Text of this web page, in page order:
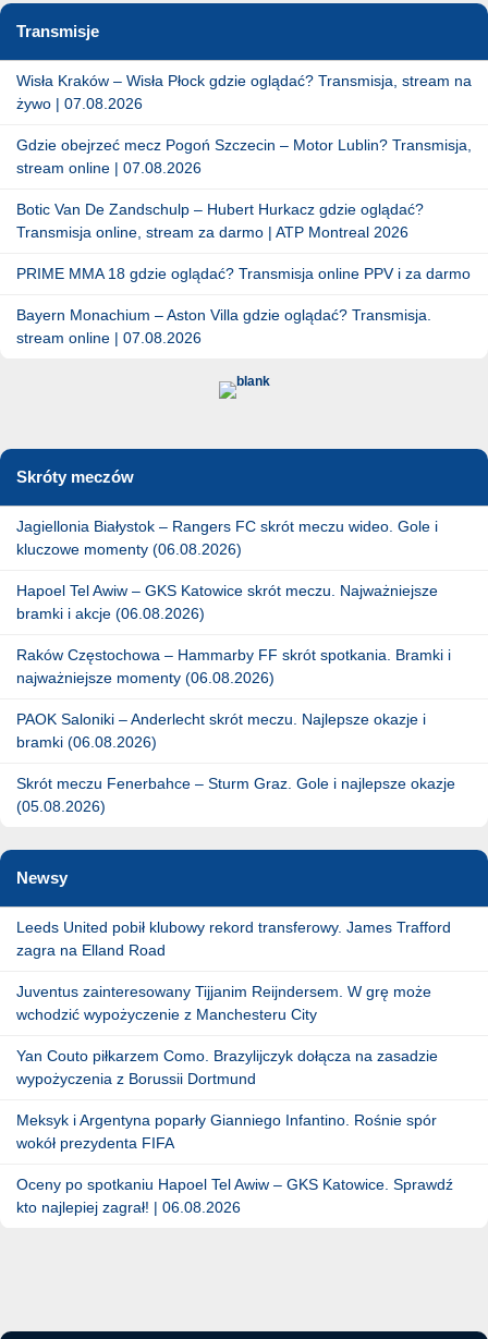
Transmisje
Wisła Kraków – Wisła Płock gdzie oglądać? Transmisja, stream na
żywo | 07.08.2026
Gdzie obejrzeć mecz Pogoń Szczecin – Motor Lublin? Transmisja,
stream online | 07.08.2026
Botic Van De Zandschulp – Hubert Hurkacz gdzie oglądać?
Transmisja online, stream za darmo | ATP Montreal 2026
PRIME MMA 18 gdzie oglądać? Transmisja online PPV i za darmo
Bayern Monachium – Aston Villa gdzie oglądać? Transmisja.
stream online | 07.08.2026
Skróty meczów
Jagiellonia Białystok – Rangers FC skrót meczu wideo. Gole i
kluczowe momenty (06.08.2026)
Hapoel Tel Awiw – GKS Katowice skrót meczu. Najważniejsze
bramki i akcje (06.08.2026)
Raków Częstochowa – Hammarby FF skrót spotkania. Bramki i
najważniejsze momenty (06.08.2026)
PAOK Saloniki – Anderlecht skrót meczu. Najlepsze okazje i
bramki (06.08.2026)
Skrót meczu Fenerbahce – Sturm Graz. Gole i najlepsze okazje
(05.08.2026)
Newsy
Leeds United pobił klubowy rekord transferowy. James Trafford
zagra na Elland Road
Juventus zainteresowany Tijjanim Reijndersem. W grę może
wchodzić wypożyczenie z Manchesteru City
Yan Couto piłkarzem Como. Brazylijczyk dołącza na zasadzie
wypożyczenia z Borussii Dortmund
Meksyk i Argentyna poparły Gianniego Infantino. Rośnie spór
wokół prezydenta FIFA
Oceny po spotkaniu Hapoel Tel Awiw – GKS Katowice. Sprawdź
kto najlepiej zagrał! | 06.08.2026